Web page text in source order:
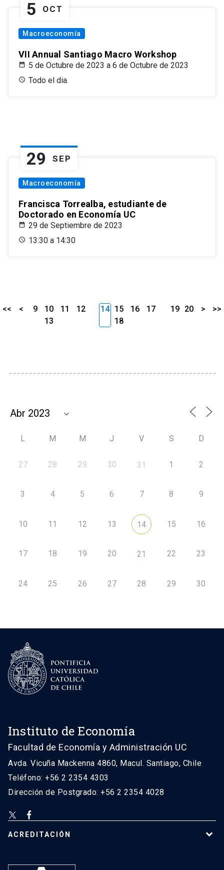
5 OCT
Macroeconomía
VII Annual Santiago Macro Workshop
5 de Octubre de 2023 a 6 de Octubre de 2023
Todo el dia.
29 SEP
Macroeconomía
Francisca Torrealba, estudiante de
Doctorado en Economía UC
29 de Septiembre de 2023
13:30 a 14:30
<< < 9 10 11
12
13
14 15 16
17
18
19 20 > >>
L M M J V S D
27 28 29 30 31 1 2
3 4 5 6 7 8 9
10 11 12 13 14 15 16
17 18 19 20 21 22 23
24 25 26 27 28 29 30
Instituto de Economía
Facultad de Economía y Administración UC
Avda. Vicuña Mackenna 4860, Macul. Santiago, Chile
Teléfono: +56 2 2354 4303
Dirección de Postgrado: +56 2 2354 4028
ACREDITACIÓN